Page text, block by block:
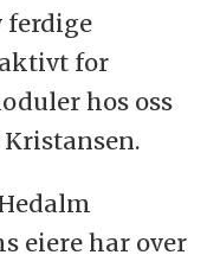
ferdige
for
hos oss
eiere har over